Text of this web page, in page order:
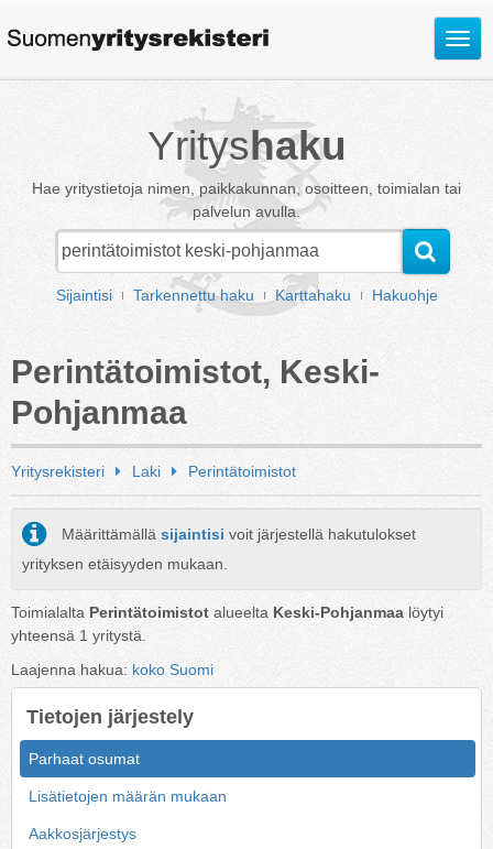
Avaa
Yrityshaku
Hae yritystietoja nimen, paikkakunnan, osoitteen, toimialan tai
palvelun avulla.
Sijaintisi Tarkennettu haku Karttahaku Hakuohje
Perintätoimistot, Keski-
Pohjanmaa
Yritysrekisteri Laki Perintätoimistot
Määrittämällä sijaintisi voit järjestellä hakutulokset
yrityksen etäisyyden mukaan.
Toimialalta Perintätoimistot alueelta Keski-Pohjanmaa löytyi
yhteensä 1 yritystä.
Laajenna hakua: koko Suomi
Tietojen järjestely
Parhaat osumat
Lisätietojen määrän mukaan
Aakkosjärjestys